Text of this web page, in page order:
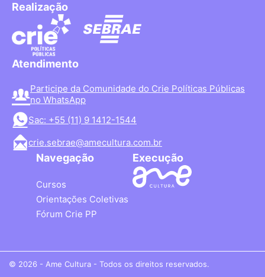
Realização
Atendimento
Participe da Comunidade do Crie Políticas Públicas
no WhatsApp
Sac: +55 (11) 9 1412-1544
crie.sebrae@amecultura.com.br
Navegação
Cursos
Orientações Coletivas
Fórum Crie PP
Execução
© 2026 - Ame Cultura - Todos os direitos reservados.